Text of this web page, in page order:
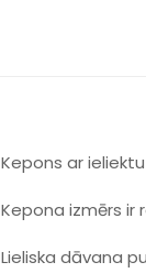
Kepons ar
Kepona izmērs ir
Lieliska dāvana